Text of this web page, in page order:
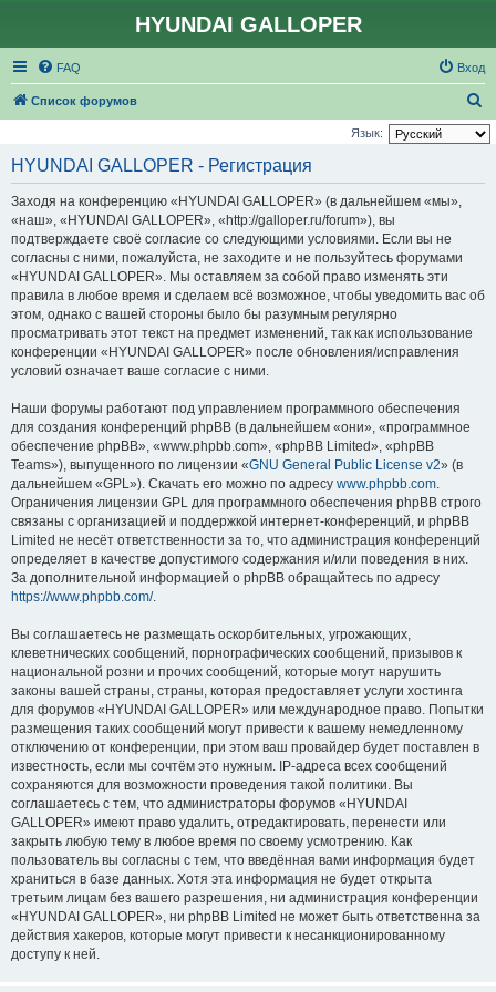
HYUNDAI GALLOPER
FAQ Вход
Список форумов
о
Язык:
HYUNDAI GALLOPER - Регистрация
Заходя на конференцию «HYUNDAI GALLOPER» (в дальнейшем «мы»,
«наш», «HYUNDAI GALLOPER», «http://galloper.ru/forum»), вы
подтверждаете своё согласие со следующими условиями. Если вы не
согласны с ними, пожалуйста, не заходите и не пользуйтесь форумами
«HYUNDAI GALLOPER». Мы оставляем за собой право изменять эти
правила в любое время и сделаем всё возможное, чтобы уведомить вас об
этом, однако с вашей стороны было бы разумным регулярно
просматривать этот текст на предмет изменений, так как использование
конференции «HYUNDAI GALLOPER» после обновления/исправления
условий означает ваше согласие с ними.
Наши форумы работают под управлением программного обеспечения
для создания конференций phpBB (в дальнейшем «они», «программное
обеспечение phpBB», «www.phpbb.com», «phpBB Limited», «phpBB
Teams»), выпущенного по лицензии «GNU General Public License v2» (в
дальнейшем «GPL»). Скачать его можно по адресу www.phpbb.com.
Ограничения лицензии GPL для программного обеспечения phpBB строго
связаны с организацией и поддержкой интернет-конференций, и phpBB
Limited не несёт ответственности за то, что администрация конференций
определяет в качестве допустимого содержания и/или поведения в них.
За дополнительной информацией о phpBB обращайтесь по адресу
https://www.phpbb.com/.
Вы соглашаетесь не размещать оскорбительных, угрожающих,
клеветнических сообщений, порнографических сообщений, призывов к
национальной розни и прочих сообщений, которые могут нарушить
законы вашей страны, страны, которая предоставляет услуги хостинга
для форумов «HYUNDAI GALLOPER» или международное право. Попытки
размещения таких сообщений могут привести к вашему немедленному
отключению от конференции, при этом ваш провайдер будет поставлен в
известность, если мы сочтём это нужным. IP-адреса всех сообщений
сохраняются для возможности проведения такой политики. Вы
соглашаетесь с тем, что администраторы форумов «HYUNDAI
GALLOPER» имеют право удалить, отредактировать, перенести или
закрыть любую тему в любое время по своему усмотрению. Как
пользователь вы согласны с тем, что введённая вами информация будет
храниться в базе данных. Хотя эта информация не будет открыта
третьим лицам без вашего разрешения, ни администрация конференции
«HYUNDAI GALLOPER», ни phpBB Limited не может быть ответственна за
действия хакеров, которые могут привести к несанкционированному
доступу к ней.